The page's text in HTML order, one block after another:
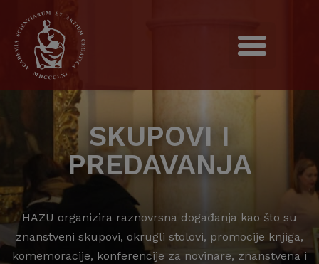
SKUPOVI I
PREDAVANJA
HAZU organizira raznovrsna događanja kao što su
znanstveni skupovi, okrugli stolovi, promocije knjiga,
komemoracije, konferencije za novinare, znanstvena i